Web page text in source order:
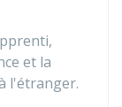
et la
l'étranger.